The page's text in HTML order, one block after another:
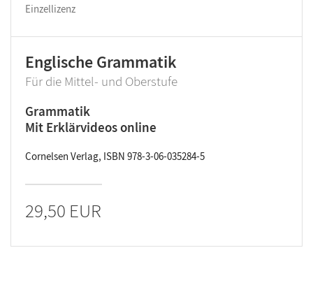
Einzellizenz
Englische Grammatik
Für die Mittel- und Oberstufe
Grammatik
Mit Erklärvideos online
Cornelsen Verlag, ISBN 978-3-06-035284-5
29,50 EUR